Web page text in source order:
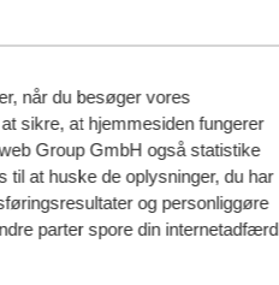
når du besøger vores
sikre, at hjemmesiden fungerer
Group GmbH også statistike
at huske de oplysninger, du har
og personliggøre
parter spore din internetadfærd